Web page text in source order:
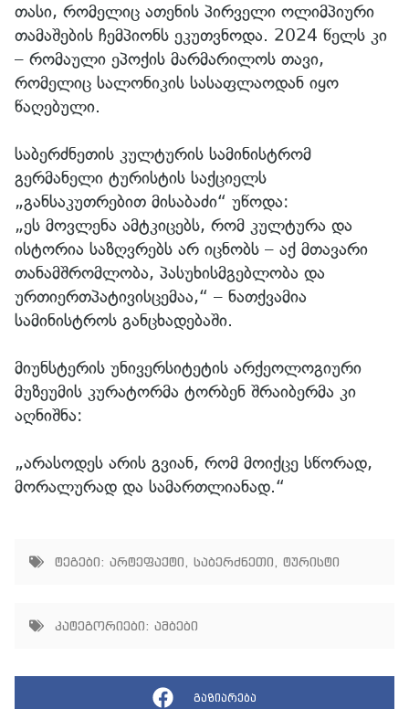
თასი, რომელიც ათენის პირველი ოლიმპიური
თამაშების ჩემპიონს ეკუთვნოდა. 2024 წელს კი
– რომაული ეპოქის მარმარილოს თავი,
რომელიც სალონიკის სასაფლაოდან იყო
წაღებული.
საბერძნეთის კულტურის სამინისტრომ
გერმანელი ტურისტის საქციელს
„განსაკუთრებით მისაბაძი“ უწოდა:
„ეს მოვლენა ამტკიცებს, რომ კულტურა და
ისტორია საზღვრებს არ იცნობს – აქ მთავარი
თანამშრომლობა, პასუხისმგებლობა და
ურთიერთპატივისცემაა,“ – ნათქვამია
სამინისტროს განცხადებაში.
მიუნსტერის უნივერსიტეტის არქეოლოგიური
მუზეუმის კურატორმა ტორბენ შრაიბერმა კი
აღნიშნა:
„არასოდეს არის გვიან, რომ მოიქცე სწორად,
მორალურად და სამართლიანად.“
ტეგები: არტეფაქტი, საბერძნეთი, ტურისტი
კატეგორიები: ამბები
გაზიარება